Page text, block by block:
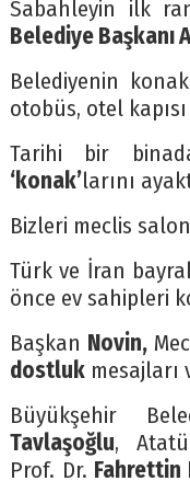
Sabahleyin ilk
Belediye Başkanı
Belediyenin
otobüs, otel
Tarihi bir
‘konak’larını
Bizleri meclis
Türk ve İran
önce ev sahipleri
Başkan Novin,
dostlukmesajları
Büyükşehir
Tavlaşoğlu,
Prof. Dr. Fahrettin